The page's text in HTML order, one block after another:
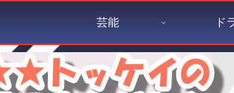
芸能 ド